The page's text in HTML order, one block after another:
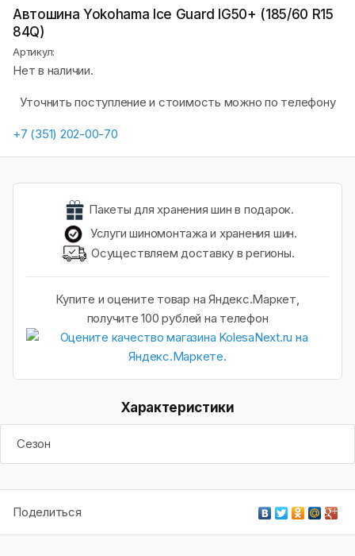
Автошина Yokohama Ice Guard IG50+ (185/60 R15
84Q)
Артикул:
Нет в наличии.
Уточнить поступление и стоимость можно по телефону
+7 (351) 202-00-70
Пакеты для хранения шин в подарок.
Услуги шиномонтажа и хранения шин.
Осуществляем доставку в регионы.
Купите и оцените товар на Яндекс.Маркет,
получите 100 рублей на телефон
Характеристики
Сезон
Поделиться